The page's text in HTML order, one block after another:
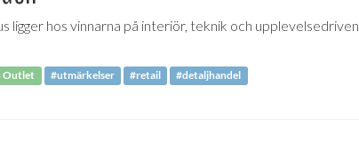
ligger hos vinnarna på interiör, teknik och upplevelsedriven
Outlet #utmärkelser #retail #detaljhandel